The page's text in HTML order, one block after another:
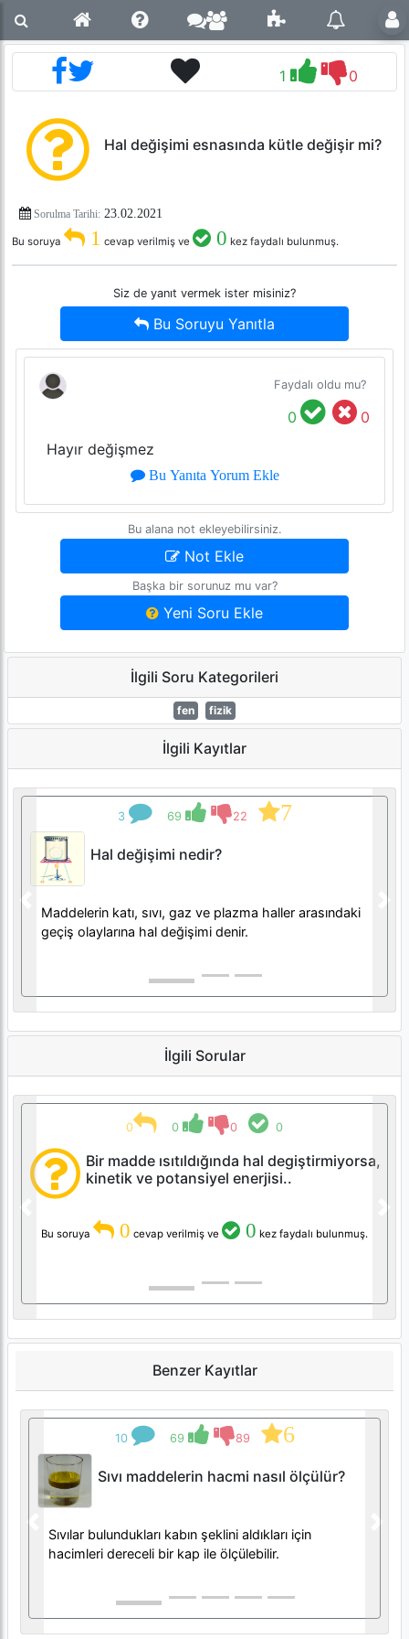
1 0
Hal değişimi esnasında kütle değişir mi?
Sorulma Tarihi: 23.02.2021
Bu soruya 1 cevap verilmiş ve 0 kez faydalı bulunmuş.
Siz de yanıt vermek ister misiniz?
Bu Soruyu Yanıtla
Faydalı oldu mu?
0
0
Hayır değişmez
Bu Yanıta Yorum Ekle
Bu alana not ekleyebilirsiniz.
Not Ekle
Başka bir sorunuz mu var?
Yeni Soru Ekle
İlgili Soru Kategorileri
fen fizik
İlgili Kayıtlar
3 69 22 7
Hal değişimi nedir?
Maddelerin katı, sıvı, gaz ve plazma haller arasındaki
geçiş olaylarına hal değişimi denir.
Previous
İlgili Sorular
0 0 0 0
Bir madde ısıtıldığında hal degiştirmiyorsa,
kinetik ve potansiyel enerjisi..
Bu soruya 0 cevap verilmiş ve 0 kez faydalı bulunmuş.
Benzer Kayıtlar
10 69 89 6
Sıvı maddelerin hacmi nasıl ölçülür?
Sıvılar bulundukları kabın şeklini aldıkları için
hacimleri dereceli bir kap ile ölçülebilir.
Previous